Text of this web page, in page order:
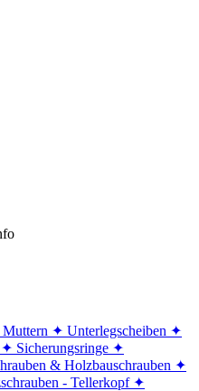
✦ Unterlegscheiben ✦
✦ Sicherungsringe ✦
& Holzbauschrauben ✦
- Tellerkopf ✦